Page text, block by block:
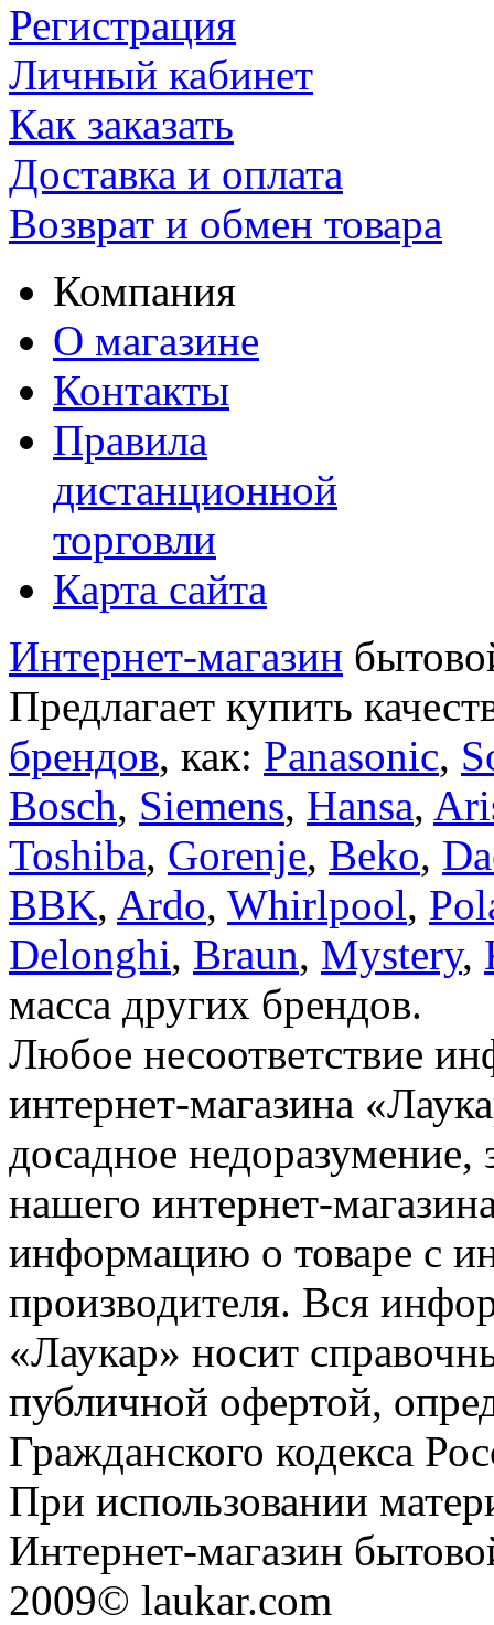
Регистрация
Личный кабинет
Как заказать
Доставка и оплата
Возврат и обмен товара
Компания
О магазине
Контакты
Правила
дистанционной
торговли
Карта сайта
Интернет-магазин
Предлагает купить
брендов, как: Panasonic,
Bosch, Siemens, Hansa,
Toshiba, Gorenje, Beko,
BBK, Ardo, Whirlpool,
Delonghi, Braun, Mystery,
масса других брендов.
Любое несоответствие
интернет-магазина
досадное недоразумение,
нашего интернет-
информацию о товаре с
производителя. Вся
«Лаукар» носит
публичной офертой,
Гражданского кодекса
При использовании
Интернет-магазин
2009© laukar.com